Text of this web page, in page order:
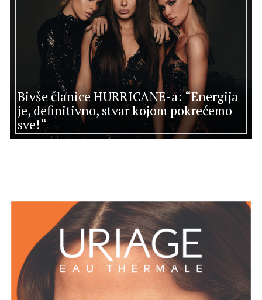
Bivše članice HURRICANE-a: “Energija
je, definitivno, stvar kojom pokrećemo
sve!“